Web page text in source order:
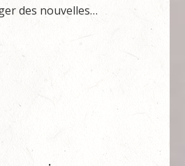
des nouvelles…